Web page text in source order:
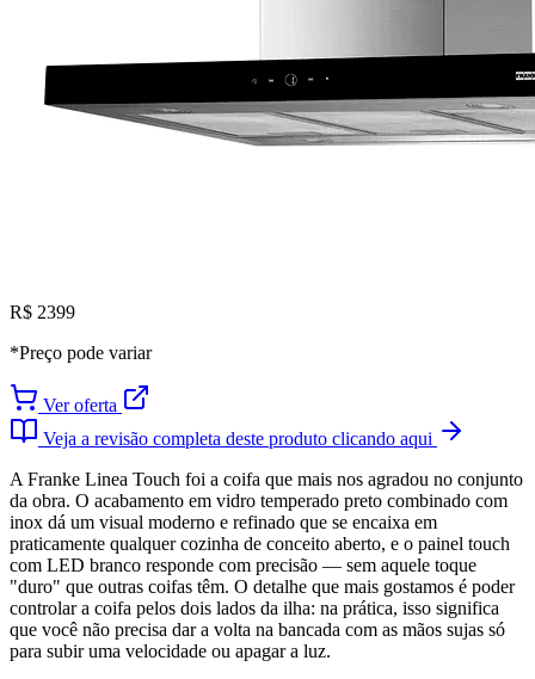
R$ 2399
*Preço pode variar
Ver oferta
Veja a revisão completa deste produto clicando aqui
A Franke Linea Touch foi a coifa que mais nos agradou no conjunto
da obra. O acabamento em vidro temperado preto combinado com
inox dá um visual moderno e refinado que se encaixa em
praticamente qualquer cozinha de conceito aberto, e o painel touch
com LED branco responde com precisão — sem aquele toque
"duro" que outras coifas têm. O detalhe que mais gostamos é poder
controlar a coifa pelos dois lados da ilha: na prática, isso significa
que você não precisa dar a volta na bancada com as mãos sujas só
para subir uma velocidade ou apagar a luz.